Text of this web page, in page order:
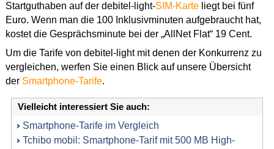
Startguthaben auf der debitel-light-SIM-Karteliegt bei fünf
Euro. Wenn man die 100 Inklusivminuten aufgebraucht hat,
kostet die Gesprächsminute bei der „AllNet Flat“ 19 Cent.
Um die Tarife von debitel-light mit denen der Konkurrenz zu
vergleichen, werfen Sie einen Blick auf unsere Übersicht
der Smartphone-Tarife.
Vielleicht interessiert Sie auch:
Smartphone-Tarife im Vergleich
Tchibo mobil: Smartphone-Tarif mit 500 MB High-